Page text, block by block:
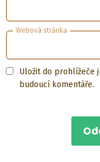
Webová stránka
Uložit do prohlížeče
budoucí komentáře.